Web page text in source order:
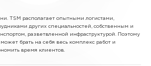
TSM располагает опытными логистами,
других специальностей, собственным и
разветвленной инфраструктурой. Поэтому
брать на себя весь комплекс работ и
время клиентов.